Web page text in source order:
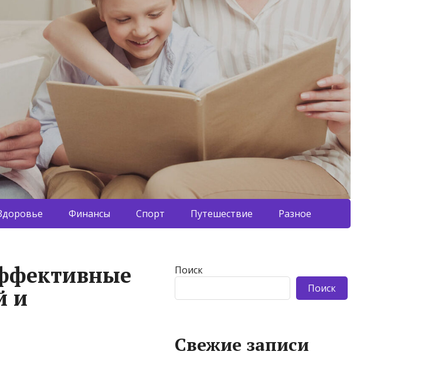
Финансы Спорт Путешествие Разное
и
Поиск
Поиск
Свежие записи